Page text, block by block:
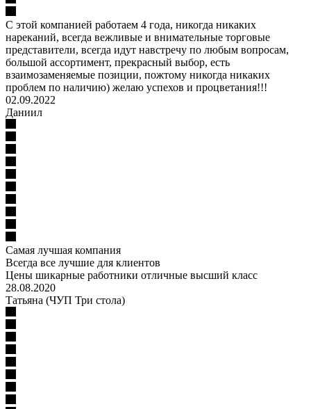
С этой компанией работаем 4 года, никогда никаких
нареканий, всегда вежливые и внимательные торговые
представители, всегда идут навстречу по любым вопросам,
большой ассортимент, прекрасный выбор, есть
взаимозаменяемые позиции, пожтому никогда никаких
проблем по наличию) желаю успехов и процветания!!!
02.09.2022
Даниил
Самая лучшая компания
Всегда все лучшие для клиентов
Цены шикарные работники отличные высший класс
28.08.2020
Татьяна (ЧУП Три стола)